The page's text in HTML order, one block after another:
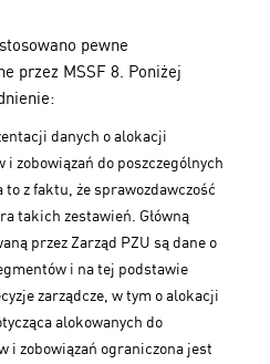
pewne
przez MSSF 8. Poniżej
danych o alokacji
zobowiązań do poszczególnych
z faktu, że sprawozdawczość
takich zestawień. Główną
przez Zarząd PZU są dane o
i na tej podstawie
zarządcze, w tym o alokacji
alokowanych do
i zobowiązań ograniczona jest